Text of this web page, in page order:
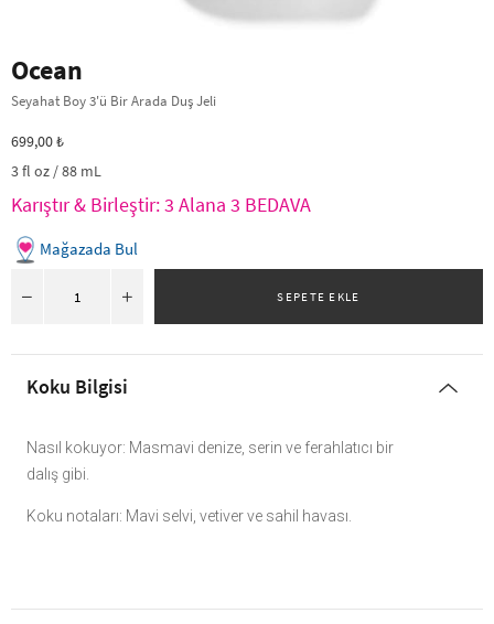
Ocean
Seyahat Boy 3'ü Bir Arada Duş Jeli
699,00 ₺
3 fl oz / 88 mL
Karıştır & Birleştir: 3 Alana 3 BEDAVA
Mağazada Bul
Koku Bilgisi
Nasıl kokuyor: Masmavi denize, serin ve ferahlatıcı bir
dalış gibi.
Koku notaları: Mavi selvi, vetiver ve sahil havası.